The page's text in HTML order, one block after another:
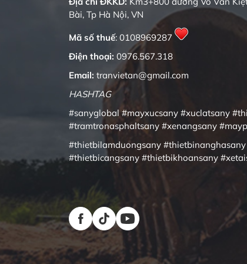
Bài, Tp Hà Nội, VN
Mã số thuế: 0108969287
Điện thoại: 0976.567.318
Email: tranvietan@gmail.com
HASHTAG
#sanyglobal #mayxucsany #xuclatsany
#tramtronasphaltsany #xenangsany
#thietbilamduongsany #thietbinanghasany
#thietbicangsany #thietbikhoansany